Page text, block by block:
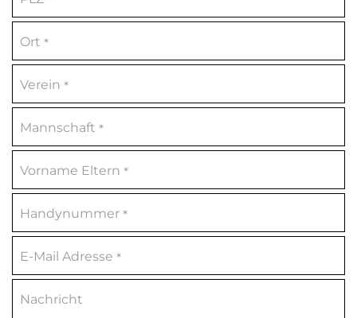
Ort *
Verein *
Mannschaft *
Vorname Eltern *
Handynummer *
E-Mail Adresse *
Nachricht